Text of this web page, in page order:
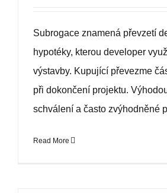
Subrogace znamená převzetí
hypotéky, kterou developer
výstavby. Kupující převezme
při dokončení projektu.
schválení a často zvýhodněné
Read More